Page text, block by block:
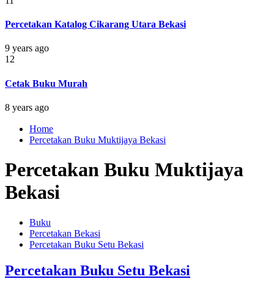
Percetakan Katalog Cikarang Utara Bekasi
9 years ago
12
Cetak Buku Murah
8 years ago
Home
Percetakan Buku Muktijaya Bekasi
Percetakan Buku Muktijaya
Bekasi
Buku
Percetakan Bekasi
Percetakan Buku Setu Bekasi
Percetakan Buku Setu Bekasi